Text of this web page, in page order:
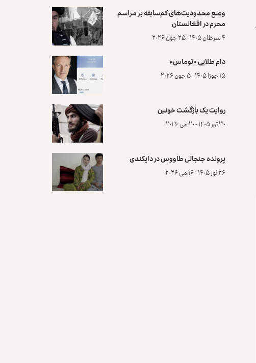
وضع محدودیت‌های کم‌سابقه بر مراسم
محرم در افغانستان
۴ سرطان ۱۴۰۵ - ۲۵ جون ۲۰۲۶
دام طلایی «توماس»
۱۵ جوزا ۱۴۰۵ - ۵ جون ۲۰۲۶
روایت یک بازگشت خونین
۳۰ ثور ۱۴۰۵ - ۲۰ می ۲۰۲۶
پرونده‌ جنجالی طاووس در دایکندی
۲۶ ثور ۱۴۰۵ - ۱۶ می ۲۰۲۶